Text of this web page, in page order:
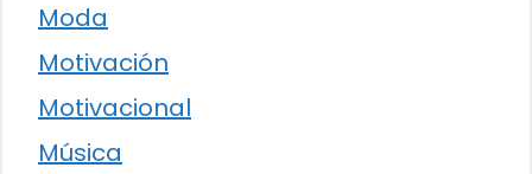
Moda
Motivación
Motivacional
Música